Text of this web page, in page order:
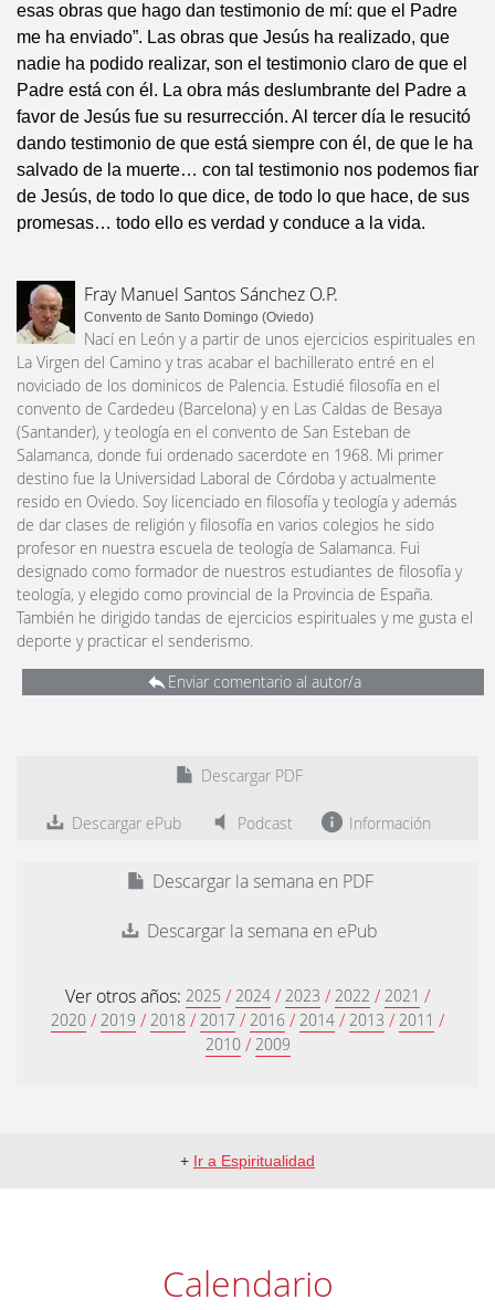
esas obras que hago dan testimonio de mí: que el Padre
me ha enviado”. Las obras que Jesús ha realizado, que
nadie ha podido realizar, son el testimonio claro de que el
Padre está con él. La obra más deslumbrante del Padre a
favor de Jesús fue su resurrección. Al tercer día le resucitó
dando testimonio de que está siempre con él, de que le ha
salvado de la muerte… con tal testimonio nos podemos fiar
de Jesús, de todo lo que dice, de todo lo que hace, de sus
promesas… todo ello es verdad y conduce a la vida.
Fray Manuel Santos Sánchez O.P.
Convento de Santo Domingo (Oviedo)
Nací en León y a partir de unos ejercicios espirituales en
La Virgen del Camino y tras acabar el bachillerato entré en el
noviciado de los dominicos de Palencia. Estudié filosofía en el
convento de Cardedeu (Barcelona) y en Las Caldas de Besaya
(Santander), y teología en el convento de San Esteban de
Salamanca, donde fui ordenado sacerdote en 1968. Mi primer
destino fue la Universidad Laboral de Córdoba y actualmente
resido en Oviedo. Soy licenciado en filosofía y teología y además
de dar clases de religión y filosofía en varios colegios he sido
profesor en nuestra escuela de teología de Salamanca. Fui
designado como formador de nuestros estudiantes de filosofía y
teología, y elegido como provincial de la Provincia de España.
También he dirigido tandas de ejercicios espirituales y me gusta el
deporte y practicar el senderismo.
Enviar comentario al autor/a
Descargar PDF
Descargar ePub Podcast Información
Descargar la semana en PDF
Descargar la semana en ePub
Ver otros años: 2025 / 2024 / 2023 / 2022 / 2021 /
2020 / 2019 / 2018 / 2017 / 2016 / 2014 / 2013 / 2011 /
2010 / 2009
+ Ir a Espiritualidad
Calendario